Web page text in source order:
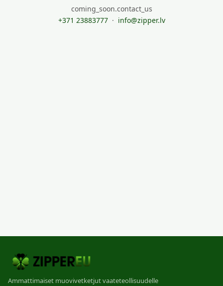
coming_soon.contact_us
+371 23883777· info@zipper.lv
Ammattimaiset muovivetketjut vaateteollisuudelle